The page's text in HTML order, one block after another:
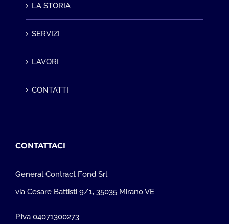
LA STORIA
SERVIZI
LAVORI
CONTATTI
CONTATTACI
General Contract Fond Srl
via Cesare Battisti 9/1, 35035 Mirano VE
P.iva 04071300273